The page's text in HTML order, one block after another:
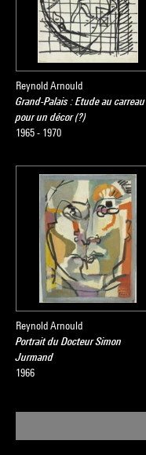
Reynold Arnould
Grand-Palais : Etude au carreau
pour un décor (?)
1965 - 1970
Reynold Arnould
Portrait du Docteur Simon
Jurmand
1966